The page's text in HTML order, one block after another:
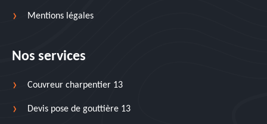
Mentions légales
Nos services
Couvreur charpentier 13
Devis pose de gouttière 13